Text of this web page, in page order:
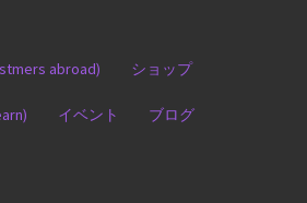
abroad) ショップ
イベント ブログ